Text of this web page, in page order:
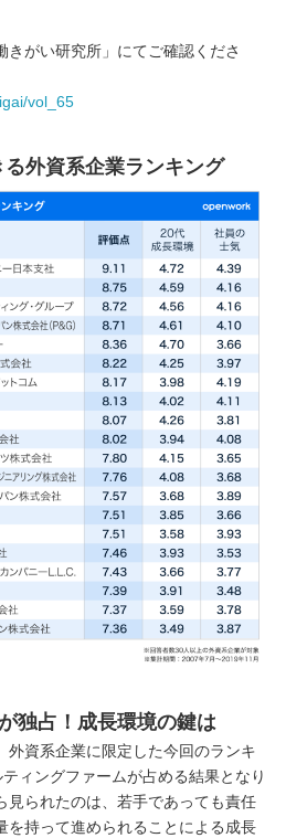
がい研究所」にてご確認くださ
vol_65
外資系企業ランキング
独占！成長環境の鍵は
外資系企業に限定した今回のランキ
ィングファームが占める結果となり
見られたのは、若手であっても責任
を持って進められることによる成長